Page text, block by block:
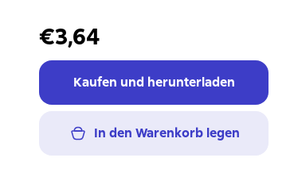
€3,64
Kaufen und herunterladen
In den Warenkorb legen